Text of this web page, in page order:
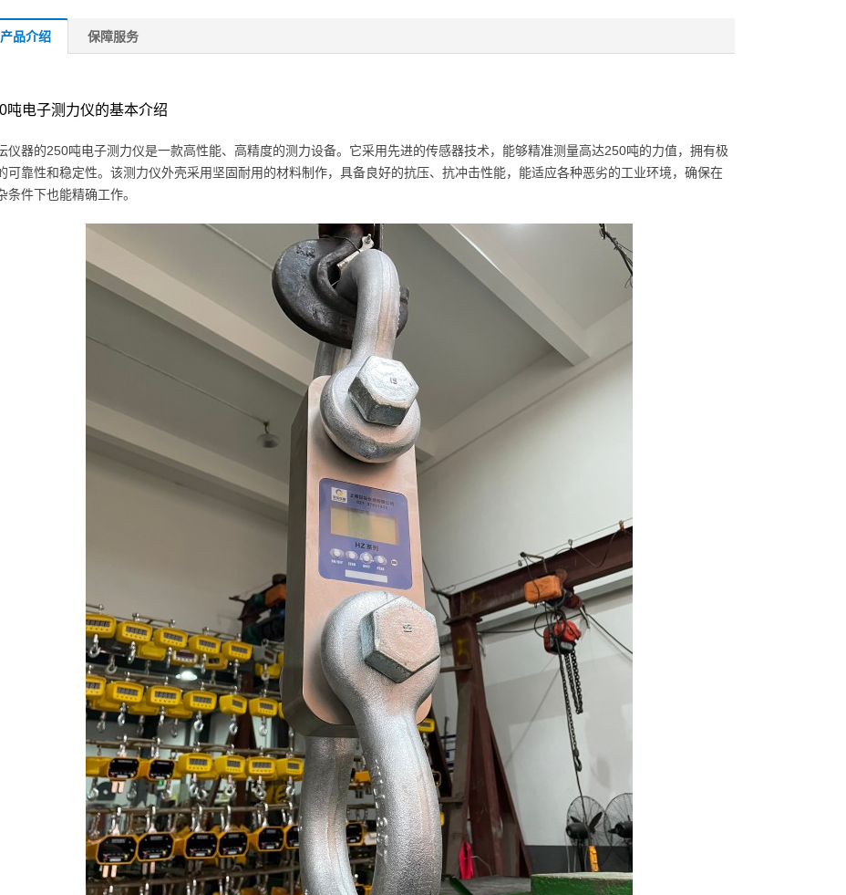
产品介绍 保障服务
吨电子测力仪的基本介绍
仪器的250吨电子测力仪是一款高性能、高精度的测力设备。它采用先进的传感器技术，能够精准测量高达250吨的力值，拥有极
可靠性和稳定性。该测力仪外壳采用坚固耐用的材料制作，具备良好的抗压、抗冲击性能，能适应各种恶劣的工业环境，确保在
条件下也能精确工作。